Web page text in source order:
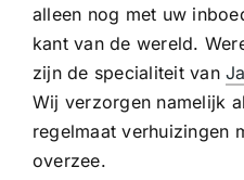
alleen nog met uw
kant van de wereld.
zijn de specialiteit van
Wij verzorgen namelijk
regelmaat verhuizingen
overzee.